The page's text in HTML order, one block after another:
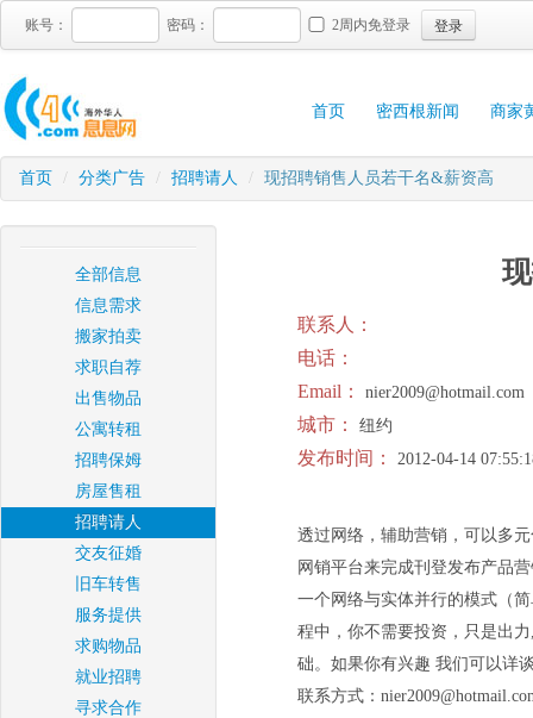
账号： 密码： 2周内免登录 登录
首页 密西根新闻 商家
首页 / 分类广告 / 招聘请人 / 现招聘销售人员若干名&薪资高
全部信息
信息需求
搬家拍卖
求职自荐
出售物品
公寓转租
招聘保姆
房屋售租
招聘请人
交友征婚
旧车转售
服务提供
求购物品
就业招聘
寻求合作
联系人：
电话：
Email：
nier2009@hotmail.com
城市： 纽约
发布时间： 2012-04-14
透过网络，辅助营销，可以多
网销平台来完成刊登发布产品
一个网络与实体并行的模式（
程中，你不需要投资，只是出
础。如果你有兴趣 我们可以详
联系方式：